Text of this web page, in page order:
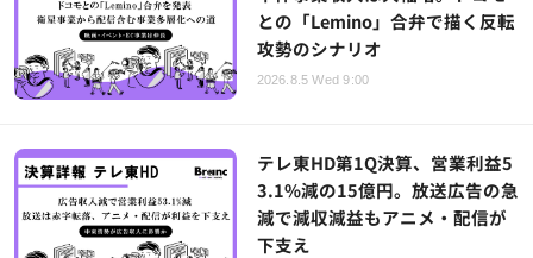
との「Lemino」合弁で描く反転
攻勢のシナリオ
2026.8.5 Wed 9:00
テレ東HD第1Q決算、営業利益5
3.1%減の15億円。放送広告の急
減で減収減益もアニメ・配信が
下支え